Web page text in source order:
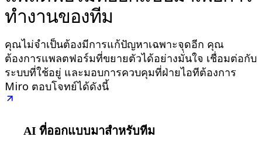
เฉพาะทาง
การแมปกระบวนการ
การออกแบบและเอกสารทางเทคนิค
ต้นแบบและไวร์เฟรม
การออกแบบแผนที่เส้นทางของลูกค้า
การวางแผนและการส่งมอบ
ทำงานของทีม
คุณไม่จำเป็นต้องมีการแก้ปัญหาเฉพาะจุดอีก คุณ
ต้องการแพลตฟอร์มที่ขยายตัวได้อย่างมั่นใจ เชื่อมต่อกับ
ระบบที่ใช้อยู่ และมอบการควบคุมที่ฝ่ายไอทีต้องการ
Miro ตอบโจทย์ได้ดังนี้
AI ที่ออกแบบมาสำหรับทีม